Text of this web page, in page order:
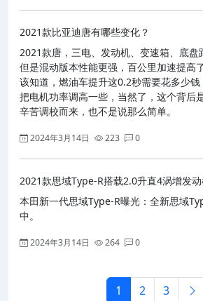
2021款比亚迪唐有哪些变化？
2021款唐，三电、发动机、变速箱、底盘
但是混动版本性能更强，百公里加速提高
该知道，燃油车提升这0.2秒需要花多少钱
把电机功率调高一些，当然了，这个背后
辛苦调校而来，也不是说那么简单。
2024年3月14日 223 0
2021款思域Type-R搭载2.0升直4涡增发
本田新一代思域Type-R曝光：全新思域
中。
2024年3月14日 264 0
1 2 3